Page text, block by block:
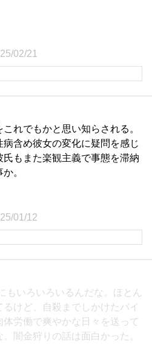
02/21
れでもかと思い知らされる。
病含め彼女の変化に疑問を感じ
氏もまた楽観主義で事態を滞納
。
01/12
もいろいろいるんだな。ほとん
るけど、自殺までしかけたバイ
体労働で爽やかな日々を送って
闇金狩りの話は面白かった。